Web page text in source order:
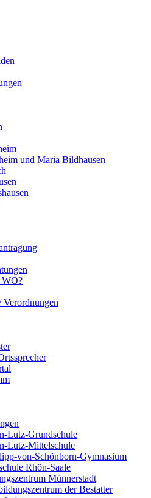
und Maria Bildhausen
WO?
Verordnungen
Lutz-Grundschule
Lutz-Mittelschule
von-Schönborn-Gymnasium
Rhön-Saale
Münnerstadt
der Bestatter